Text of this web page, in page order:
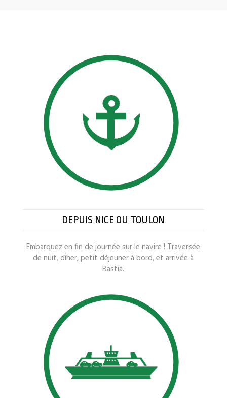
DEPUIS NICE OU TOULON
Embarquez en fin de journée sur le navire ! Traversée
de nuit, dîner, petit déjeuner à bord, et arrivée à
Bastia.